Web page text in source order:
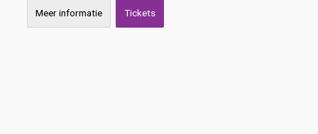
Meer informatie Tickets